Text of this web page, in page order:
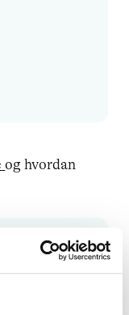
og hvordan